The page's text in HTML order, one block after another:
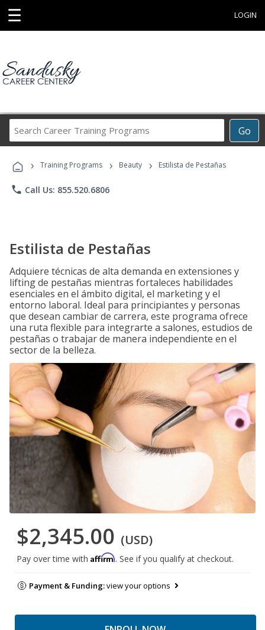
☰ LOGIN
Go
Career
Programs
› Training Programs › Beauty › Estilista de Pestañas
phone Call Us: 855.520.6806
Estilista de Pestañas
Adquiere técnicas de alta demanda en extensiones y
lifting de pestañas mientras fortaleces habilidades
esenciales en el ámbito digital, el marketing y el
entorno laboral. Ideal para principiantes y personas
que desean cambiar de carrera, este programa ofrece
una ruta flexible para integrarte a salones, estudios de
pestañas o trabajar de manera independiente en el
sector de la belleza.
$2,345.00 (USD)
Pay over time with Affirm. See if you qualify at checkout.
Payment & Funding:view your options